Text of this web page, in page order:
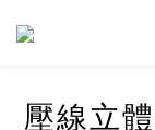
壓線立